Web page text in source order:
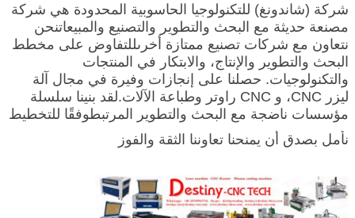
شركة (شاندونغ) للتكنولوجيا الحاسوبية المحدودة هي شركة
مصنعة حديثة مع البحث والتطوير والتصنيع والمبيعاتنحن
نتعاون مع شركات تصنيع ممتازة أخرىللتفاوض على مخطط
البحث والتطوير والإنتاج، والابتكار في المنتجات
والتكنولوجيات. حصلنا على إنجازات وفيرة في مجال آلة
ليزر CNC، و CNC راوتر وطباعة الآلات.لقد بنينا سلسلة
مؤسسات ناضجة مع البحث والتطوير المرتبطوفقًا للتخطيط
والهدف على المدى الطويل ، نحن نقدم باستمرار تقنيات
متقدمة ، ونمارس مزايا تقنيةتسريع الابتكار التقني، تعزيز
وتعزيز القدرة التنافسية الشاملة.80% من منتجاتنا يتم
تصديرها إلى جميع أنحاء العالم.
نأمل بصدق أن يمنحنا تعاوننا الثقة والفوز